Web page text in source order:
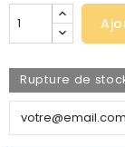
Rupture de